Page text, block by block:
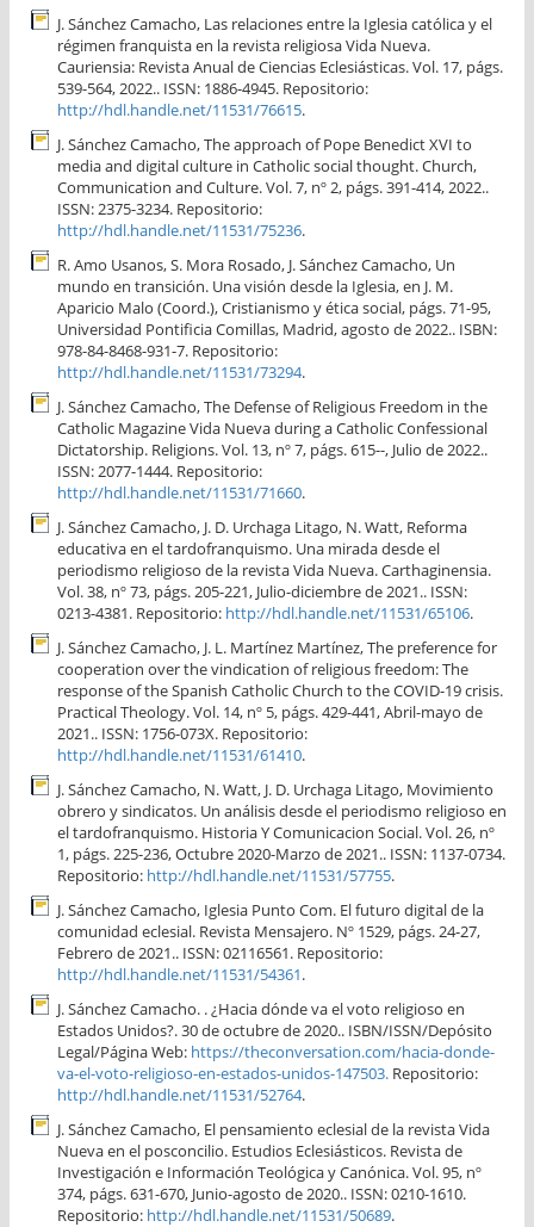
J. Sánchez Camacho, Las relaciones entre la Iglesia católica y el
régimen franquista en la revista religiosa Vida Nueva.
Cauriensia: Revista Anual de Ciencias Eclesiásticas. Vol. 17, págs.
539-564, 2022.. ISSN: 1886-4945. Repositorio:
http://hdl.handle.net/11531/76615.
J. Sánchez Camacho, The approach of Pope Benedict XVI to
media and digital culture in Catholic social thought. Church,
Communication and Culture. Vol. 7, nº 2, págs. 391-414, 2022..
ISSN: 2375-3234. Repositorio:
http://hdl.handle.net/11531/75236.
R. Amo Usanos, S. Mora Rosado, J. Sánchez Camacho, Un
mundo en transición. Una visión desde la Iglesia, en J. M.
Aparicio Malo (Coord.), Cristianismo y ética social, págs. 71-95,
Universidad Pontificia Comillas, Madrid, agosto de 2022.. ISBN:
978-84-8468-931-7. Repositorio:
http://hdl.handle.net/11531/73294.
J. Sánchez Camacho, The Defense of Religious Freedom in the
Catholic Magazine Vida Nueva during a Catholic Confessional
Dictatorship. Religions. Vol. 13, nº 7, págs. 615--, Julio de 2022..
ISSN: 2077-1444. Repositorio:
http://hdl.handle.net/11531/71660.
J. Sánchez Camacho, J. D. Urchaga Litago, N. Watt, Reforma
educativa en el tardofranquismo. Una mirada desde el
periodismo religioso de la revista Vida Nueva. Carthaginensia.
Vol. 38, nº 73, págs. 205-221, Julio-diciembre de 2021.. ISSN:
0213-4381. Repositorio: http://hdl.handle.net/11531/65106.
J. Sánchez Camacho, J. L. Martínez Martínez, The preference for
cooperation over the vindication of religious freedom: The
response of the Spanish Catholic Church to the COVID-19 crisis.
Practical Theology. Vol. 14, nº 5, págs. 429-441, Abril-mayo de
2021.. ISSN: 1756-073X. Repositorio:
http://hdl.handle.net/11531/61410.
J. Sánchez Camacho, N. Watt, J. D. Urchaga Litago, Movimiento
obrero y sindicatos. Un análisis desde el periodismo religioso en
el tardofranquismo. Historia Y Comunicacion Social. Vol. 26, nº
1, págs. 225-236, Octubre 2020-Marzo de 2021.. ISSN: 1137-0734.
Repositorio: http://hdl.handle.net/11531/57755.
J. Sánchez Camacho, Iglesia Punto Com. El futuro digital de la
comunidad eclesial. Revista Mensajero. Nº 1529, págs. 24-27,
Febrero de 2021.. ISSN: 02116561. Repositorio:
http://hdl.handle.net/11531/54361.
J. Sánchez Camacho. . ¿Hacia dónde va el voto religioso en
Estados Unidos?. 30 de octubre de 2020.. ISBN/ISSN/Depósito
Legal/Página Web: https://theconversation.com/hacia-donde-
va-el-voto-religioso-en-estados-unidos-147503. Repositorio:
http://hdl.handle.net/11531/52764.
J. Sánchez Camacho, El pensamiento eclesial de la revista Vida
Nueva en el posconcilio. Estudios Eclesiásticos. Revista de
Investigación e Información Teológica y Canónica. Vol. 95, nº
374, págs. 631-670, Junio-agosto de 2020.. ISSN: 0210-1610.
Repositorio: http://hdl.handle.net/11531/50689.